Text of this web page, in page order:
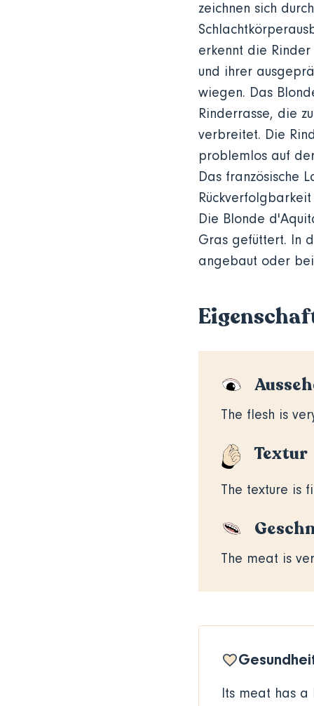
zeichnen sich
erkennt die
und ihrer
wiegen. Das
Rinderrasse, die
verbreitet. Die
problemlos auf
Das französische
Die Blonde
Gras gefüttert. In
angebaut oder
The flesh is
Textur
The texture is
The meat is
Its meat has